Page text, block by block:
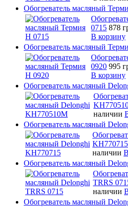
Обогреватель масляный
0715 878
В корзину
Обогреватель масляный
0920 995
В корзину
Обогреватель масляный
наличии
Обогреватель масляный
KH770715
наличии
Обогреватель масляный
TRRS
наличии
Обогреватель масляный